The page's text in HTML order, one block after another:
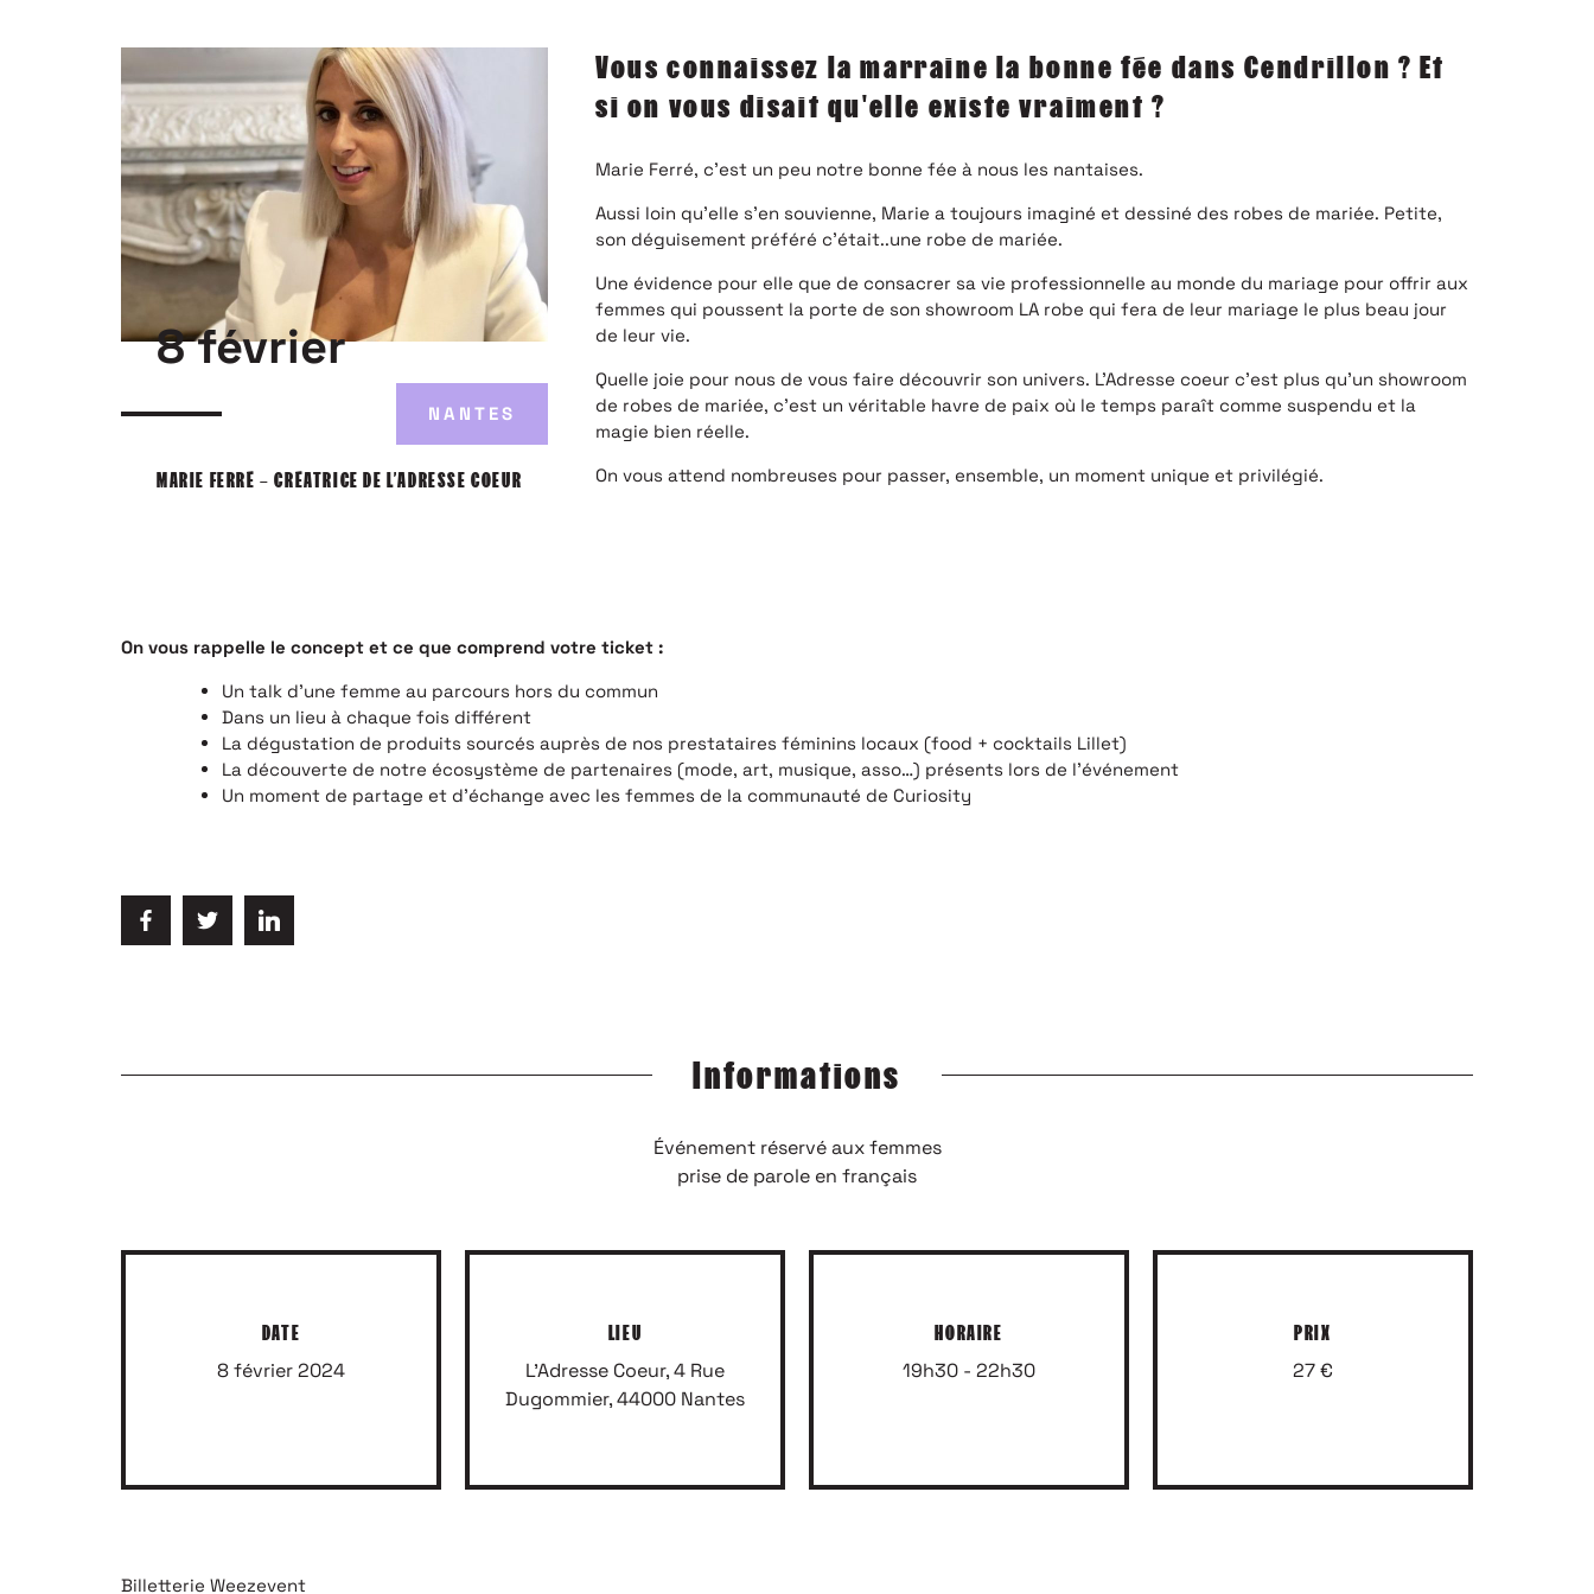
8 février
NANTES
MARIE FERRÉ – CRÉATRICE DE L’ADRESSE COEUR
Vous connaissez la marraine la bonne fée dans Cendrillon ? Et
si on vous disait qu'elle existe vraiment ?
Marie Ferré, c’est un peu notre bonne fée à nous les nantaises.
Aussi loin qu’elle s’en souvienne, Marie a toujours imaginé et dessiné des robes de mariée. Petite,
son déguisement préféré c’était..une robe de mariée.
Une évidence pour elle que de consacrer sa vie professionnelle au monde du mariage pour offrir aux
femmes qui poussent la porte de son showroom LA robe qui fera de leur mariage le plus beau jour
de leur vie.
Quelle joie pour nous de vous faire découvrir son univers. L’Adresse coeur c’est plus qu’un showroom
de robes de mariée, c’est un véritable havre de paix où le temps paraît comme suspendu et la
magie bien réelle.
On vous attend nombreuses pour passer, ensemble, un moment unique et privilégié.
On vous rappelle le concept et ce que comprend votre ticket :
Un talk d’une femme au parcours hors du commun
Dans un lieu à chaque fois différent
La dégustation de produits sourcés auprès de nos prestataires féminins locaux (food + cocktails Lillet)
La découverte de notre écosystème de partenaires (mode, art, musique, asso…) présents lors de l'événement
Un moment de partage et d’échange avec les femmes de la communauté de Curiosity
Informations
Événement réservé aux femmes
prise de parole en français
DATE
8 février 2024
LIEU
L'Adresse Coeur, 4 Rue
Dugommier, 44000 Nantes
HORAIRE
19h30 - 22h30
PRIX
27 €
Billetterie Weezevent
Inscrivez-vous à notre newsletter